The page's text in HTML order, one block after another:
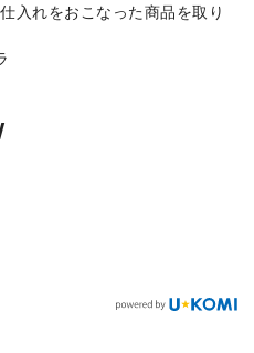
入れをおこなった商品を取り